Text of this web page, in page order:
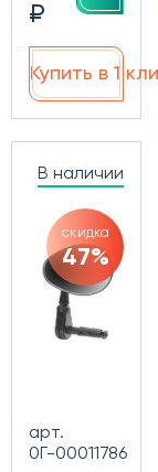
₽
Купить в 1
В наличии
скидка
47%
арт.
0Г-00011786